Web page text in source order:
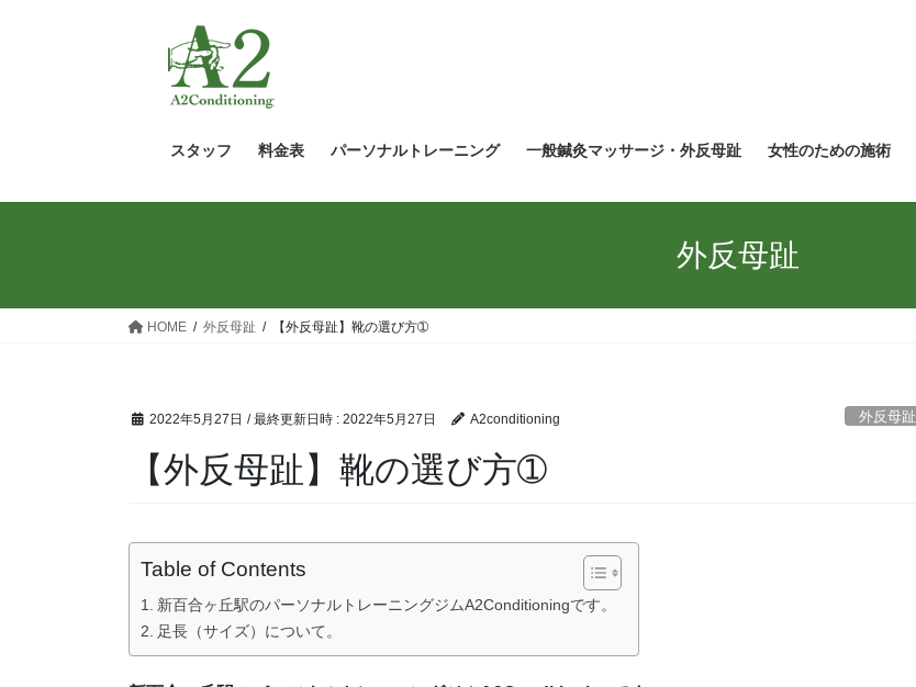
スタッフ 料金表 パーソナルトレーニング 一般鍼灸マッサージ・外反母趾 女性のための施術
外反母趾
HOME 外反母趾 【外反母趾】靴の選び方➀
2022年5月27日 / 最終更新日時 : 2022年5月27日 A2conditioning 外反母趾
【外反母趾】靴の選び方➀
Table of Contents
新百合ヶ丘駅のパーソナルトレーニングジムA2Conditioningです。
足長（サイズ）について。